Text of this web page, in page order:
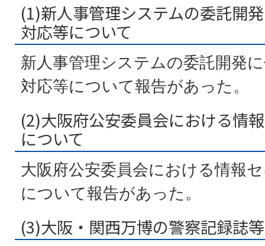
(1)新人事管理システムの委託開
対応等について
新人事管理システムの委託開発
対応等について報告があった。
(2)大阪府公安委員会における情
について
大阪府公安委員会における情報
について報告があった。
(3)大阪・関西万博の警察記録誌